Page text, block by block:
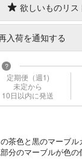
欲しいものリス
入荷を通知する
?
定期便（週1)
未定から
10日以内に発送
茶色と黒のマーブル
分のマーブルが色の